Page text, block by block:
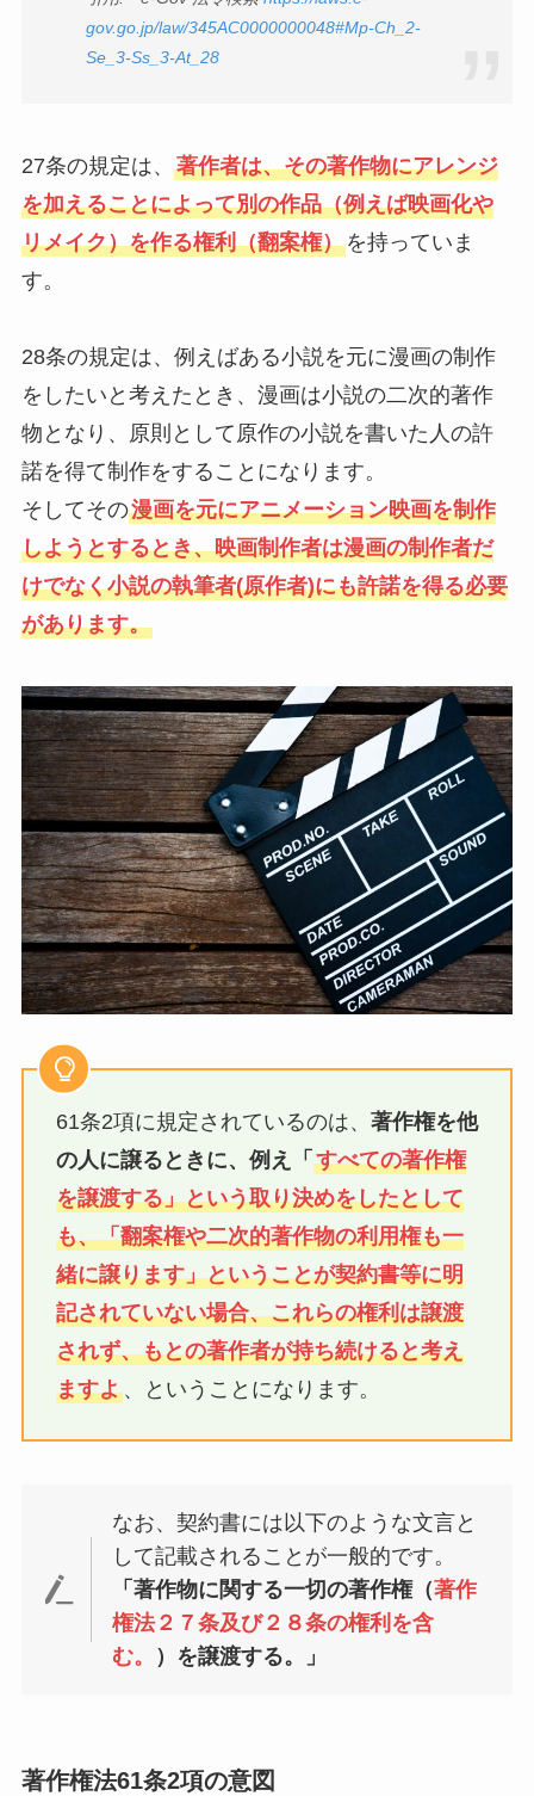
gov.go.jp/law/345AC0000000048#Mp-Ch_2-
Se_3-Ss_3-At_28
27条の規定は、 著作者は、その著作物にアレンジ
を加えることによって別の作品（例えば映画化や
リメイク）を作る権利（翻案権）を持っていま
す。
28条の規定は、例えばある小説を元に漫画の制作
をしたいと考えたとき、漫画は小説の二次的著作
物となり、原則として原作の小説を書いた人の許
諾を得て制作をすることになります。
そしてその漫画を元にアニメーション映画を制作
しようとするとき、映画制作者は漫画の制作者だ
けでなく小説の執筆者(原作者)にも許諾を得る必要
があります。
61条2項に規定されているのは、 著作権を他
の人に譲るときに、例え「 すべての著作権
を譲渡する」という取り決めをしたとして
も、「翻案権や二次的著作物の利用権も一
緒に譲ります」ということが契約書等に明
記されていない場合、これらの権利は譲渡
されず、もとの著作者が持ち続けると考え
ますよ、ということになります。
なお、契約書には以下のような文言と
して記載されることが一般的です。
「著作物に関する一切の著作権（著作
権法２７条及び２８条の権利を含
む。 ）を譲渡する。」
著作権法61条2項の意図